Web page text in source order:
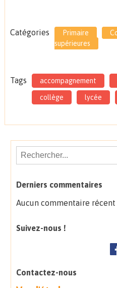
Catégories Primaire
supérieures
Tags accompagnement
collège lycée
Derniers commentaires
Aucun commentaire récent
Suivez-nous !
Contactez-nous